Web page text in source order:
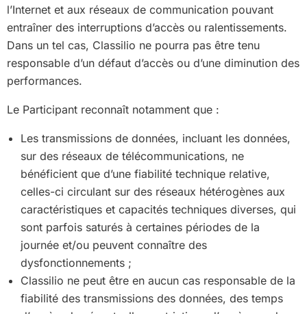
l’Internet et aux réseaux de communication pouvant
entraîner des interruptions d’accès ou ralentissements.
Dans un tel cas, Classilio ne pourra pas être tenu
responsable d’un défaut d’accès ou d’une diminution des
performances.
Le Participant reconnaît notamment que :
Les transmissions de données, incluant les données,
sur des réseaux de télécommunications, ne
bénéficient que d’une fiabilité technique relative,
celles-ci circulant sur des réseaux hétérogènes aux
caractéristiques et capacités techniques diverses, qui
sont parfois saturés à certaines périodes de la
journée et/ou peuvent connaître des
dysfonctionnements ;
Classilio ne peut être en aucun cas responsable de la
fiabilité des transmissions des données, des temps